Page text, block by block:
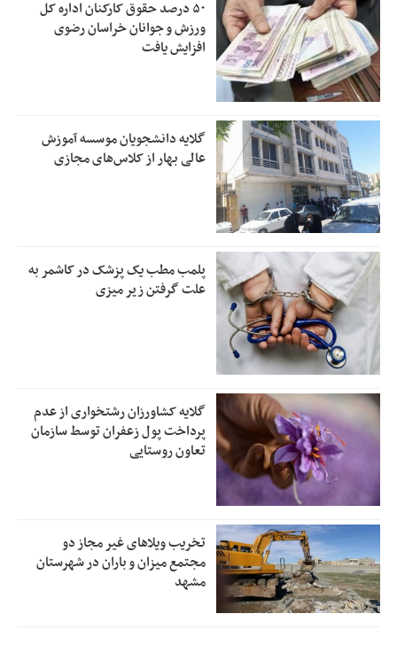
۵۰ درصد حقوق کارکنان اداره کل
ورزش و جوانان خراسان رضوی
افزایش یافت
گلایه دانشجویان موسسه آموزش
عالی بهار از کلاس‌های مجازی
پلمب مطب یک پزشک در کاشمر به
علت گرفتن زیر میزی
گلایه کشاورزان رشتخواری از عدم
پرداخت پول زعفران توسط سازمان
تعاون روستایی
تخریب ویلاهای غیر مجاز دو
مجتمع میزان و باران در شهرستان
مشهد